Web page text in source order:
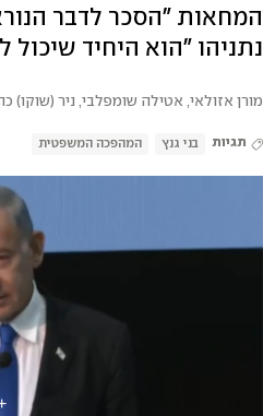
המחאות "הסכר לדבר
נתניהו "הוא היחיד
מורן אזולאי אטילה שומפלבי ניר (שוקו)
תגיות בני גנץ המהפכה המשפטית